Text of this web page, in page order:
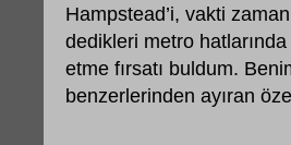
Hampstead’i, vakti
dedikleri metro
etme fırsatı buldum.
benzerlerinden ayıran